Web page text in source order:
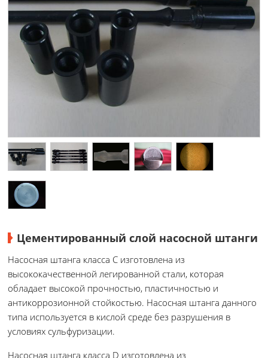
Цементированный слой насосной штанги
Насосная штанга класса С изготовлена из
высококачественной легированной стали, которая
обладает высокой прочностью, пластичностью и
антикоррозионной стойкостью. Насосная штанга данного
типа используется в кислой среде без разрушения в
условиях сульфуризации.
Насосная штанга класса D изготовлена из